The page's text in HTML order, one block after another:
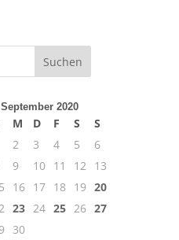
September 2020
M D F S
S
2 3 4 5
6
9 10 11 12
13
16 17 18 19 20
23 24 25 26 27
30